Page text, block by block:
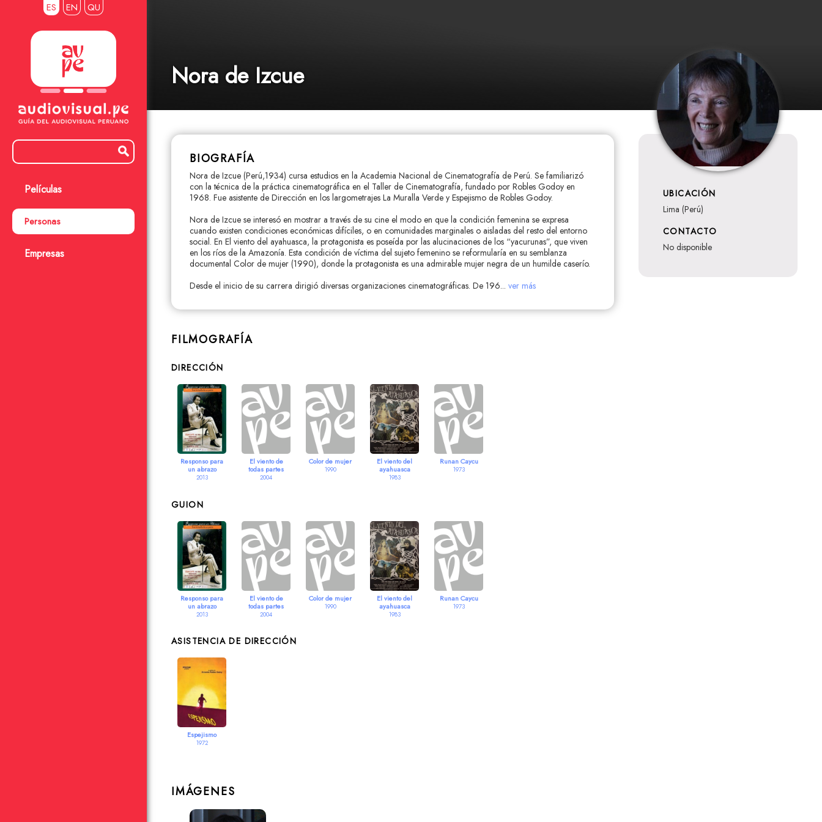
ES EN QU
Películas
Personas
Empresas
Nora de Izcue
BIOGRAFÍA
Nora de Izcue (Perú,1934) cursa estudios en la Academia Nacional de Cinematografía de Perú. Se familiarizó
con la técnica de la práctica cinematográfica en el Taller de Cinematografía, fundado por Robles Godoy en
1968. Fue asistente de Dirección en los largometrajes La Muralla Verde y Espejismo de Robles Godoy.
Nora de Izcue se interesó en mostrar a través de su cine el modo en que la condición femenina se expresa
cuando existen condiciones económicas difíciles, o en comunidades marginales o aisladas del resto del entorno
social. En El viento del ayahuasca, la protagonista es poseída por las alucinaciones de los “yacurunas”, que viven
en los ríos de la Amazonía. Esta condición de víctima del sujeto femenino se reformularía en su semblanza
documental Color de mujer (1990), donde la protagonista es una admirable mujer negra de un humilde caserío.
Desde el inicio de su carrera dirigió diversas organizaciones cinematográficas. De 196... ver más
UBICACIÓN
Lima (Perú)
CONTACTO
no disponible
FILMOGRAFÍA
DIRECCIÓN
Responso para
un abrazo
2013
El viento de
todas partes
2004
Color de mujer
1990
El viento del
ayahuasca
1983
Runan Caycu
1973
GUION
Responso para
un abrazo
2013
El viento de
todas partes
2004
Color de mujer
1990
El viento del
ayahuasca
1983
Runan Caycu
1973
ASISTENCIA DE DIRECCIÓN
Espejismo
1972
IMÁGENES